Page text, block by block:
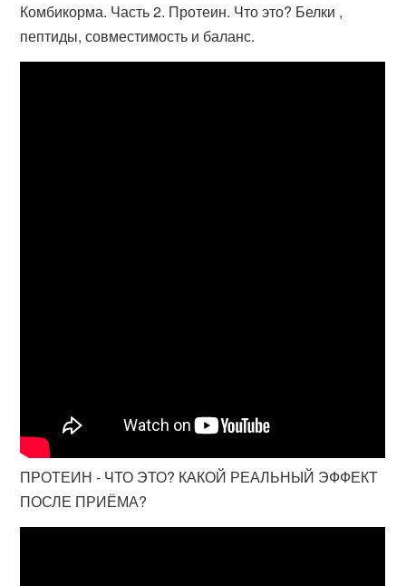
Комбикорма. Часть 2. Протеин. Что это? Белки ,
пептиды, совместимость и баланс.
ПРОТЕИН - ЧТО ЭТО? КАКОЙ РЕАЛЬНЫЙ ЭФФЕКТ
ПОСЛЕ ПРИЁМА?